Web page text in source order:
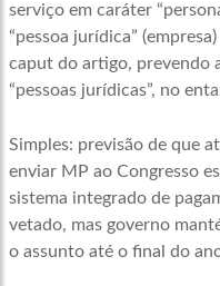
serviço em caráter
“pessoa jurídica”
caput do artigo, prevendo
“pessoas jurídicas”, no
Simples: previsão de que
enviar MP ao Congresso
sistema integrado de
vetado, mas governo
o assunto até o final do